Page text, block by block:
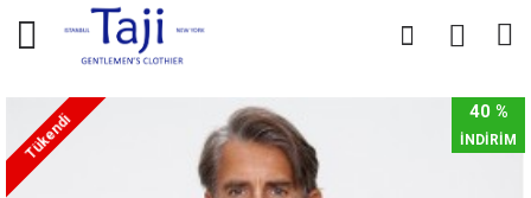
İNDİRİM
40 %
Tükendi